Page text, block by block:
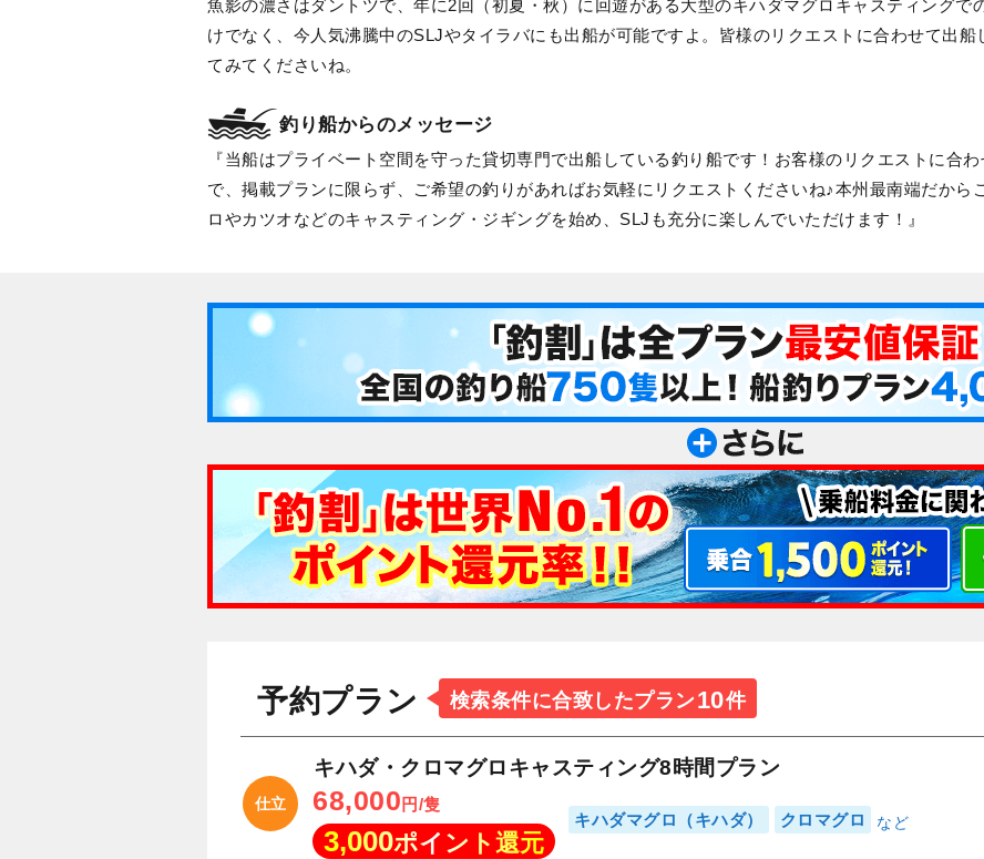
魚影の濃さはダントツで、年に2回（初夏・秋）に回遊がある大型のキハダマグロキャスティングで
けでなく、今人気沸騰中のSLJやタイラバにも出船が可能ですよ。皆様のリクエストに合わせて出
てみてくださいね。
釣り船からのメッセージ
当船はプライベート空間を守った貸切専門で出船している釣り船です！お客様のリクエストに合
で、掲載プランに限らず、ご希望の釣りがあればお気軽にリクエストくださいね♪本州最南端だから
ロやカツオなどのキャスティング・ジギングを始め、SLJも充分に楽しんでいただけます！
予約プラン 検索条件に合致したプラン10件
仕立
キハダ・クロマグロキャスティング8時間プラン
68,000 円/隻
3,000ポイント還元
キハダマグロ（キハダ） クロマグロ